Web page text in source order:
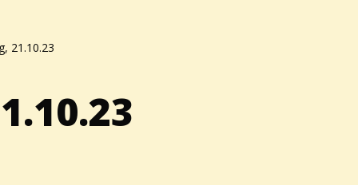
21.10.23